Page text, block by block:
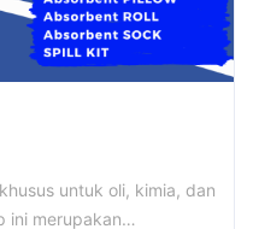
untuk oli, kimia, dan
ini merupakan…